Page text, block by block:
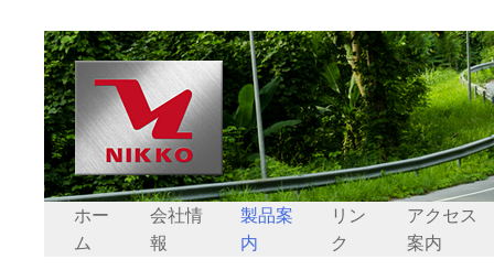
ホー
ム
会社情
報
製品案
内
リン
ク
アクセス
案内